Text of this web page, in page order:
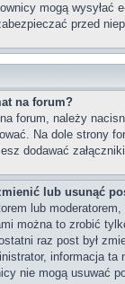
mogą wysyłać
przed
na forum?
forum, należy
Na dole strony
dodawać
lub usunąć
lub
można to zrobić
raz post był
informacja
nie mogą usuwać